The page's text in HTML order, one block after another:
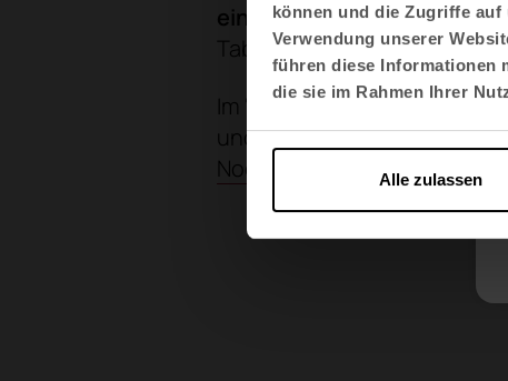
können und die Zugriffe
Verwendung unserer
führen diese Informationen
die sie im Rahmen Ihrer
Alle zulassen
einen Raum mit
Tabula-Stehtischen oder
Im "privaten" Bereich
und die StühleTNK Flexin
Noom 50
dem